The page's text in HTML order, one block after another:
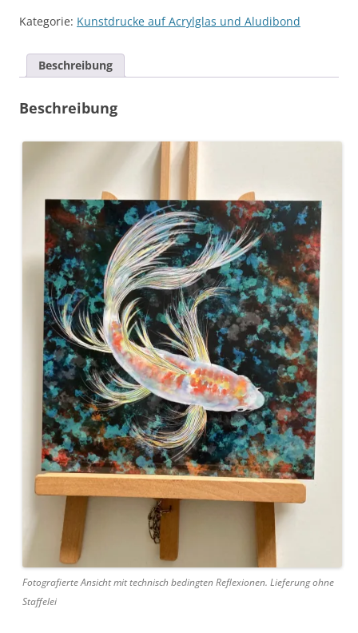
Motiv:
Menge
Kategorie: Kunstdrucke auf Acrylglas und Aludibond
Beschreibung
Beschreibung
Fotografierte Ansicht mit technisch bedingten Reflexionen. Lieferung ohne
Staffelei